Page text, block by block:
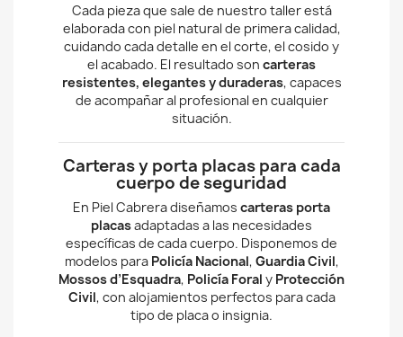
Cada pieza que sale de nuestro taller está
elaborada con piel natural de primera calidad,
cuidando cada detalle en el corte, el cosido y
el acabado. El resultado son carteras
resistentes, elegantes y duraderas, capaces
de acompañar al profesional en cualquier
situación.
Carteras y porta placas para cada
cuerpo de seguridad
En Piel Cabrera diseñamos carteras porta
placasadaptadas a las necesidades
específicas de cada cuerpo. Disponemos de
modelos para Policía Nacional, Guardia Civil,
Mossos d’Esquadra, Policía Foral y Protección
Civil, con alojamientos perfectos para cada
tipo de placa o insignia.